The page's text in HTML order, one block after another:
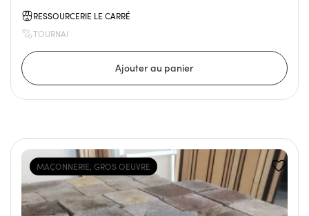
RESSOURCERIE LE CARRÉ
TOURNAI
MAÇONNERIE, GROS OEUVRE